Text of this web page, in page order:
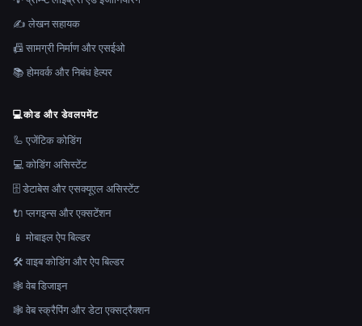
✍️ लेखन सहायक
📠 सामग्री निर्माण और एसईओ
📚 होमवर्क और निबंध हेल्पर
💻कोड और डेवलपमेंट
🦾 एजेंटिक कोडिंग
💻 कोडिंग असिस्टेंट
🗄️ डेटाबेस और एसक्यूएल असिस्टेंट
🔌 प्लगइन्स और एक्सटेंशन
📱 मोबाइल ऐप बिल्डर
🛠️ वाइब कोडिंग और ऐप बिल्डर
🕸 वेब डिजाइन
🕸️ वेब स्क्रैपिंग और डेटा एक्सट्रैक्शन